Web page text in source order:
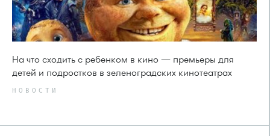
На что сходить с ребенком в кино — премьеры для
детей и подростков в зеленоградских кинотеатрах
НОВОСТИ